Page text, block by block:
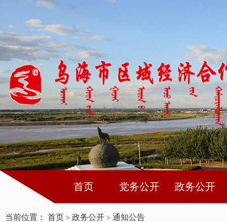
首页 党务公开 政务公开
当前位置： 首页 > 政务公开 > 通知公告